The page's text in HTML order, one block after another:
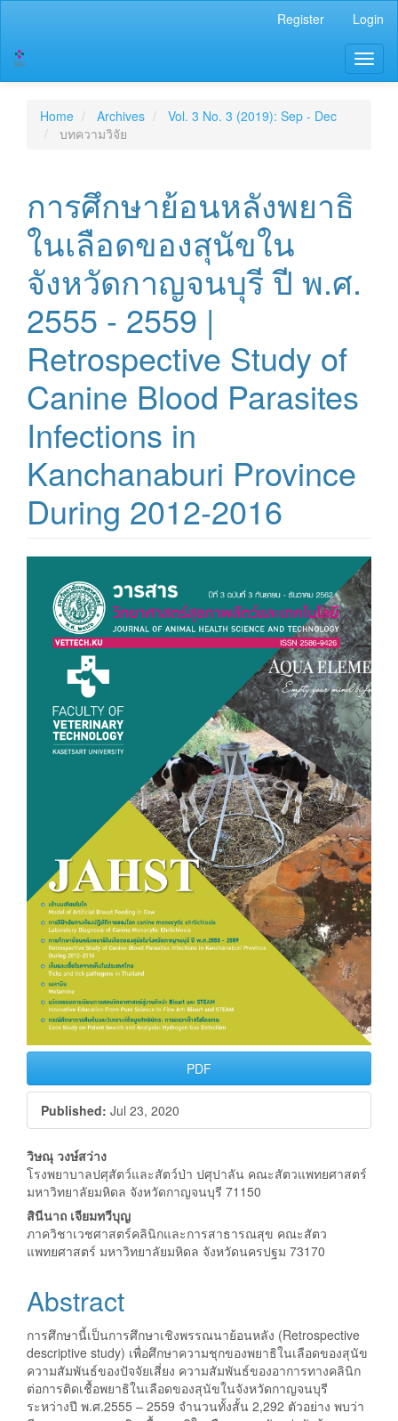
Sidebar
Register Login
Home Archives
Vol. 3 No. 3 (2019): Sep - Dec
บทความวิจัย
การศึกษาย้อนหลังพยาธิ
ในเลือดของสุนัขใน
จังหวัดกาญจนบุรี ปี พ.ศ.
2555 - 2559 |
Retrospective Study of
Canine Blood Parasites
Infections in
Kanchanaburi Province
During 2012-2016
Article
Sidebar
PDF
Published: Jul 23, 2020
Main
Article
Content
วิษณุ วงษ์สว่าง
โรงพยาบาลปศุสัตว์และสัตว์ป่า ปศุปาลัน คณะสัตวแพทยศาสตร์
มหาวิทยาลัยมหิดล จังหวัดกาญจนบุรี 71150
สินีนาถ เจียมทวีบุญ
ภาควิชาเวชศาสตร์คลินิกและการสาธารณสุข คณะสัตว
แพทยศาสตร์ มหาวิทยาลัยมหิดล จังหวัดนครปฐม 73170
Abstract
การศึกษานี้เป็นการศึกษาเชิงพรรณนาย้อนหลัง (Retrospective
descriptive study) เพื่อศึกษาความชุกของพยาธิในเลือดของสุนัข
ความสัมพันธ์ของปัจจัยเสี่ยง ความสัมพันธ์ของอาการทางคลินิก
ต่อการติดเชื้อพยาธิในเลือดของสุนัขในจังหวัดกาญจนบุรี
ระหว่างปี พ.ศ.2555 – 2559 จำนวนทั้งสั้น 2,292 ตัวอย่าง พบว่า